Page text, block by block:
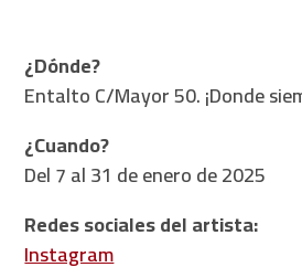
¿Dónde?
Entalto C/Mayor 50. ¡Donde
¿Cuando?
Del 7 al 31 de enero de 2025
Redes sociales del artista:
Instagram